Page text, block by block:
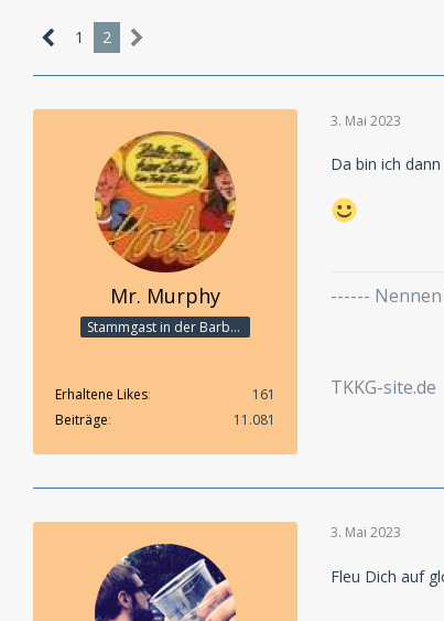
1 2
Mr. Murphy
Stammgast in der Barbarabar
Erhaltene Likes
161
Beiträge
11.081
3. Mai 2023
Da bin ich
------
TKKG-site.de
3. Mai 2023
Fleu Dich auf